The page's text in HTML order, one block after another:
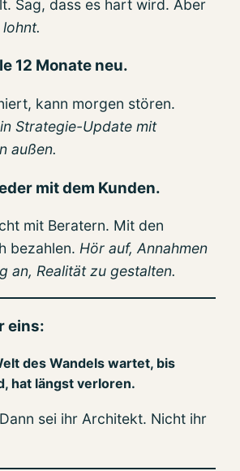
Sag, dass es hart wird. Aber
12 Monate neu.
kann morgen stören.
Strategie-Update mit
außen.
mit dem Kunden.
mit Beratern. Mit den
bezahlen. Hör auf, Annahmen
an, Realität zu gestalten.
eins:
des Wandels wartet, bis
hat längst verloren.
sei ihr Architekt. Nicht ihr